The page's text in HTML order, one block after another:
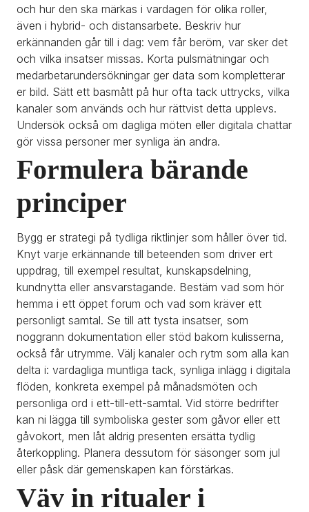
och hur den ska märkas i vardagen för olika roller,
även i hybrid- och distansarbete. Beskriv hur
erkännanden går till i dag: vem får beröm, var sker det
och vilka insatser missas. Korta pulsmätningar och
medarbetarundersökningar ger data som kompletterar
er bild. Sätt ett basmått på hur ofta tack uttrycks, vilka
kanaler som används och hur rättvist detta upplevs.
Undersök också om dagliga möten eller digitala chattar
gör vissa personer mer synliga än andra.
Formulera bärande
principer
Bygg er strategi på tydliga riktlinjer som håller över tid.
Knyt varje erkännande till beteenden som driver ert
uppdrag, till exempel resultat, kunskapsdelning,
kundnytta eller ansvarstagande. Bestäm vad som hör
hemma i ett öppet forum och vad som kräver ett
personligt samtal. Se till att tysta insatser, som
noggrann dokumentation eller stöd bakom kulisserna,
också får utrymme. Välj kanaler och rytm som alla kan
delta i: vardagliga muntliga tack, synliga inlägg i digitala
flöden, konkreta exempel på månadsmöten och
personliga ord i ett-till-ett-samtal. Vid större bedrifter
kan ni lägga till symboliska gester som gåvor eller ett
gåvokort, men låt aldrig presenten ersätta tydlig
återkoppling. Planera dessutom för säsonger som jul
eller påsk där gemenskapen kan förstärkas.
Väv in ritualer i